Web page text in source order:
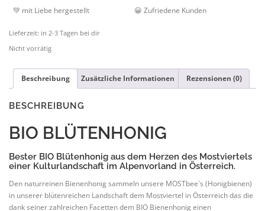
💚 mit Liebe hergestellt
😀 Zufriedene Kunden
Lieferzeit: in 2-3 Tagen bei dir
Nicht vorrätig
Beschreibung Zusätzliche Informationen Rezensionen (0)
BESCHREIBUNG
BIO BLÜTENHONIG
Bester BIO Blütenhonig aus dem Herzen des Mostviertels
einer Kulturlandschaft im Alpenvorland in Österreich.
Den naturreinen Bienenhonig sammeln unsere MOSTbee`s (Honigbienen)
in unserer blütenreichen Landschaft dem Mostviertel in Österreich das die
dank seiner zahlreichen Facetten dem BIO Bienenhonig einen